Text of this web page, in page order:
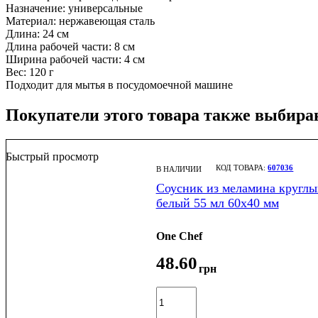
Назначение: универсальные
Материал: нержавеющая сталь
Длина: 24 см
Длина рабочей части: 8 см
Ширина рабочей части: 4 см
Вес: 120 г
Подходит для мытья в посудомоечной машине
Покупатели этого товара также
Быстрый просмотр
В НАЛИЧИИ 607036
Соусник из меламина
белый 55 мл 60х40 мм
One Chef
48.60грн